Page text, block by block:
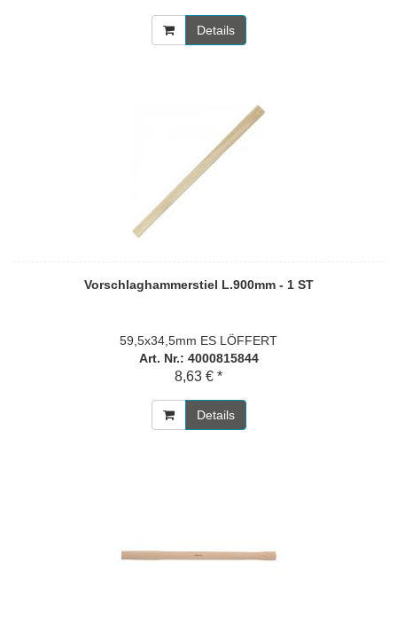
Details
Vorschlaghammerstiel L.900mm - 1 ST
59,5x34,5mm ES LÖFFERT
Art. Nr.: 4000815844
8,63 € *
Details